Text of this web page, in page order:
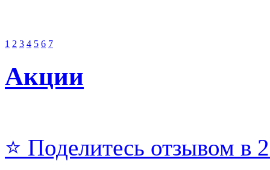
1 2 3 4 5 6 7
Акции
⭐ Поделитесь отзывом